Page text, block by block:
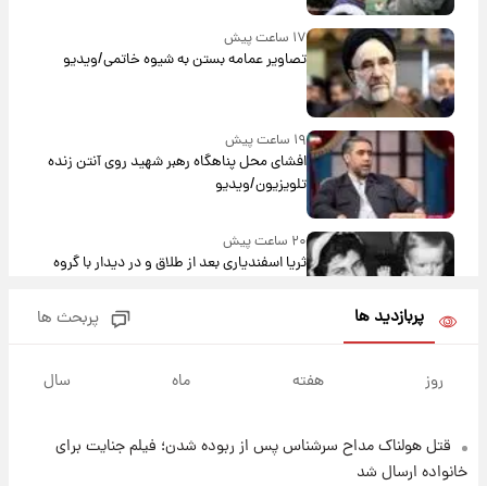
۱۷ ساعت پیش
تصاویر عمامه بستن به شیوه خاتمی/ویدیو
۱۹ ساعت پیش
افشای محل پناهگاه‌ رهبر شهید روی آنتن زنده
تلویزیون/ویدیو
۲۰ ساعت پیش
ثریا اسفندیاری بعد از طلاق و در دیدار با گروه
پول به معشوقه با درآمد یوفا
۲۰ ساعت پیش
پربازدید ها پربحث ها
روز هفته ماه سال
قتل هولناک مداح سرشناس پس از ربوده شدن؛ فیلم جنایت برای
خانواده ارسال شد